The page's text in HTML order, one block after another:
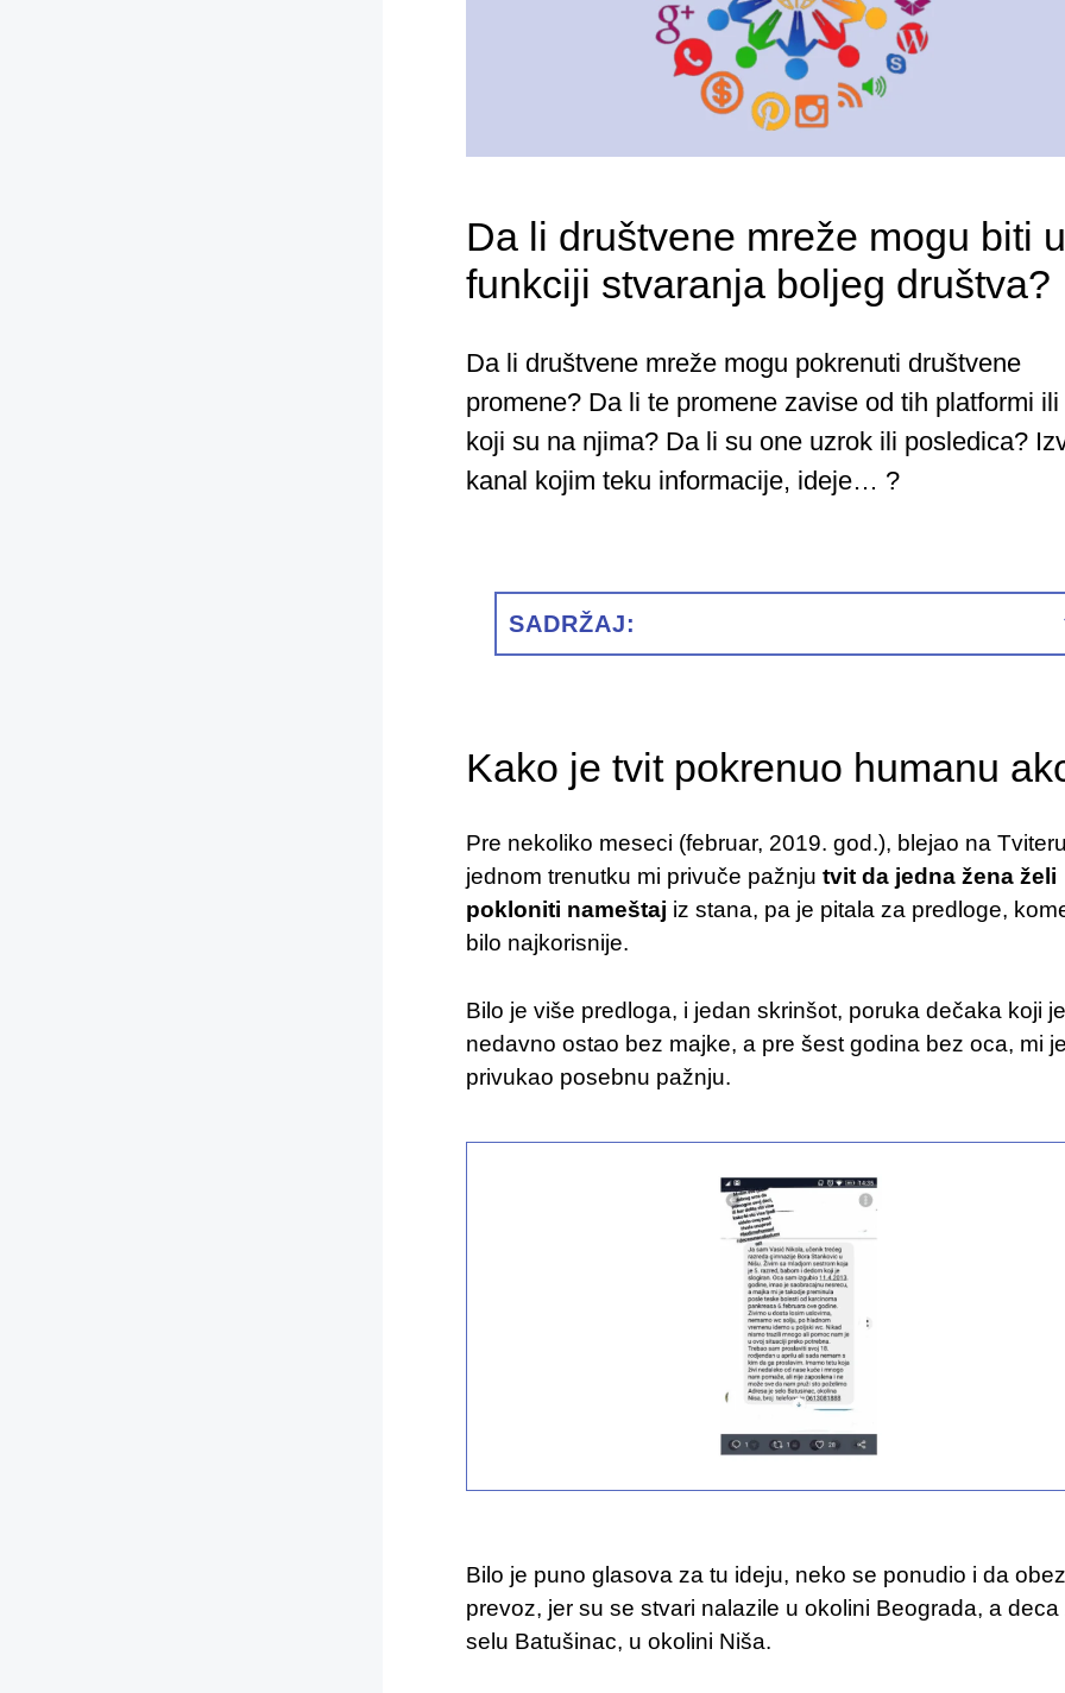
Da li društvene mreže mogu biti u
funkciji stvaranja boljeg društva?
Da li društvene mreže mogu pokrenuti društvene
promene? Da li te promene zavise od tih platformi ili
koji su na njima? Da li su one uzrok ili posledica?
kanal kojim teku informacije, ideje… ?
SADRŽAJ:
Kako je tvit pokrenuo humanu
Pre nekoliko meseci (februar, 2019. god.), blejao na
jednom trenutku mi privuče pažnju tvit da jedna žena želi
pokloniti nameštaj iz stana, pa je pitala za predloge,
bilo najkorisnije.
Bilo je više predloga, i jedan skrinšot, poruka dečaka koji je
nedavno ostao bez majke, a pre šest godina bez oca, mi je
privukao posebnu pažnju.
Bilo je puno glasova za tu ideju, neko se ponudio i da
prevoz, jer su se stvari nalazile u okolini Beograda, a deca
selu Batušinac, u okolini Niša.